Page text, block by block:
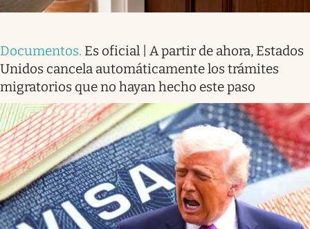
Documentos. Es oficial | A partir de ahora, Estados
Unidos cancela automáticamente los trámites
migratorios que no hayan hecho este paso